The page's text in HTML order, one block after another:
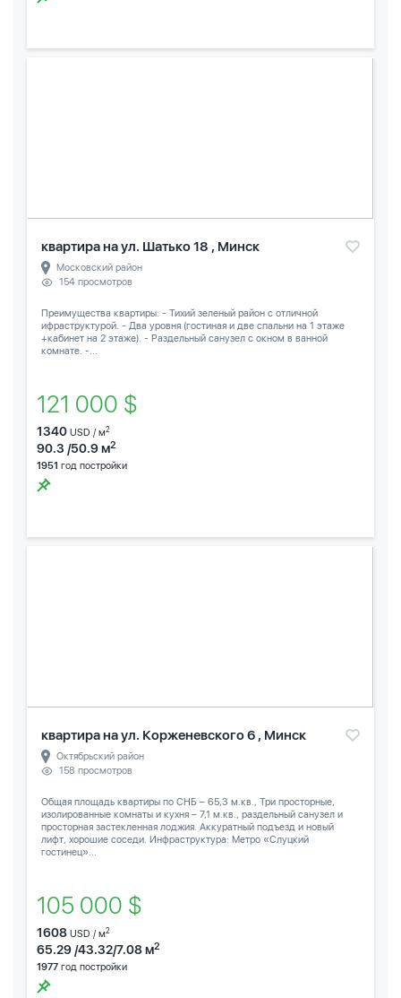
квартира на ул. Шатько 18 , Минск
Московский район
154 просмотров
Преимущества квартиры: - Тихий зеленый район с отличной
ифраструктурой. - Два уровня (гостиная и две спальни на 1 этаже
+кабинет на 2 этаже). - Раздельный санузел с окном в ванной
комнате. -...
121 000 $
1340 USD / м2
90.3 /50.9 м2
1951 год постройки
квартира на ул. Корженевского 6 , Минск
Октябрьский район
158 просмотров
Общая площадь квартиры по СНБ – 65,3 м.кв., Три просторные,
изолированные комнаты и кухня – 7,1 м.кв., раздельный санузел и
просторная застекленная лоджия. Аккуратный подъезд и новый
лифт, хорошие соседи. Инфраструктура: Метро «Слуцкий
гостинец»...
105 000 $
1608 USD / м2
65.29 /43.32/7.08 м2
1977 год постройки